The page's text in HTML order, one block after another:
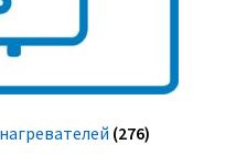
(276)